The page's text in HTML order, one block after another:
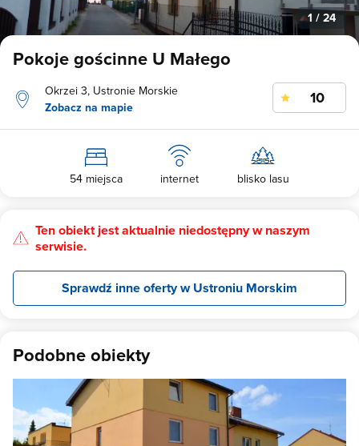
1 / 24
Pokoje gościnne U Małego
Okrzei 3, Ustronie Morskie
Zobacz na mapie
10
54 miejsca internet blisko lasu
Ten obiekt jest aktualnie niedostępny w naszym
serwisie.
Sprawdź inne oferty w Ustroniu Morskim
Podobne obiekty